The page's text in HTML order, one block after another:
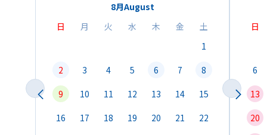
8月August
日
月 火 水 木 金
土
1
2
3 4 5 6 7
8
9
10 11 12 13 14
15
16
17 18 19 20 21
22
日
6
13
20